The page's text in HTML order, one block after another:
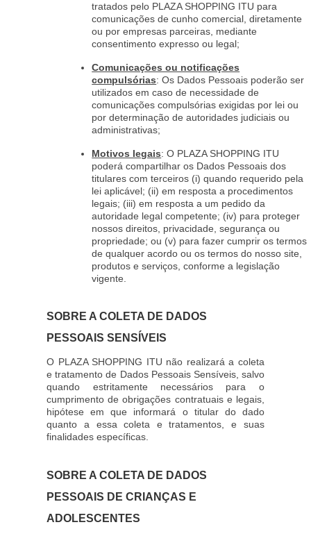
tratados pelo PLAZA SHOPPING ITU para
comunicações de cunho comercial, diretamente
ou por empresas parceiras, mediante
consentimento expresso ou legal;
Comunicações ou notificações
compulsórias: Os Dados Pessoais poderão ser
utilizados em caso de necessidade de
comunicações compulsórias exigidas por lei ou
por determinação de autoridades judiciais ou
administrativas;
Motivos legais: O PLAZA SHOPPING ITU
poderá compartilhar os Dados Pessoais dos
titulares com terceiros (i) quando requerido pela
lei aplicável; (ii) em resposta a procedimentos
legais; (iii) em resposta a um pedido da
autoridade legal competente; (iv) para proteger
nossos direitos, privacidade, segurança ou
propriedade; ou (v) para fazer cumprir os termos
de qualquer acordo ou os termos do nosso site,
produtos e serviços, conforme a legislação
vigente.
SOBRE A COLETA DE DADOS
PESSOAIS SENSÍVEIS
O PLAZA SHOPPING ITU não realizará a coleta
e tratamento de Dados Pessoais Sensíveis, salvo
quando estritamente necessários para o
cumprimento de obrigações contratuais e legais,
hipótese em que informará o titular do dado
quanto a essa coleta e tratamentos, e suas
finalidades específicas.
SOBRE A COLETA DE DADOS
PESSOAIS DE CRIANÇAS E
ADOLESCENTES